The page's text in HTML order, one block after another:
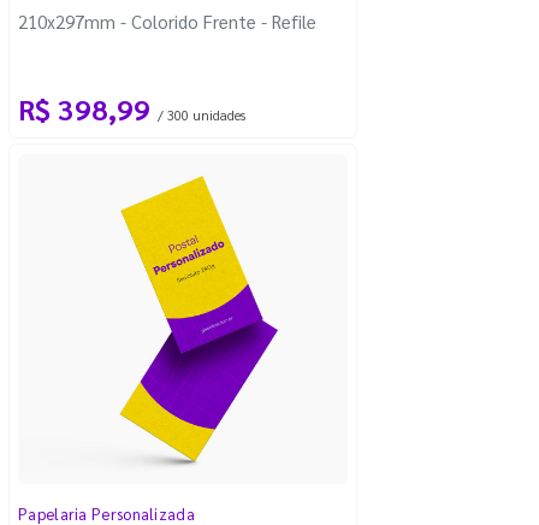
210x297mm - Colorido Frente - Refile
R$ 398,99 / 300 unidades
Papelaria Personalizada